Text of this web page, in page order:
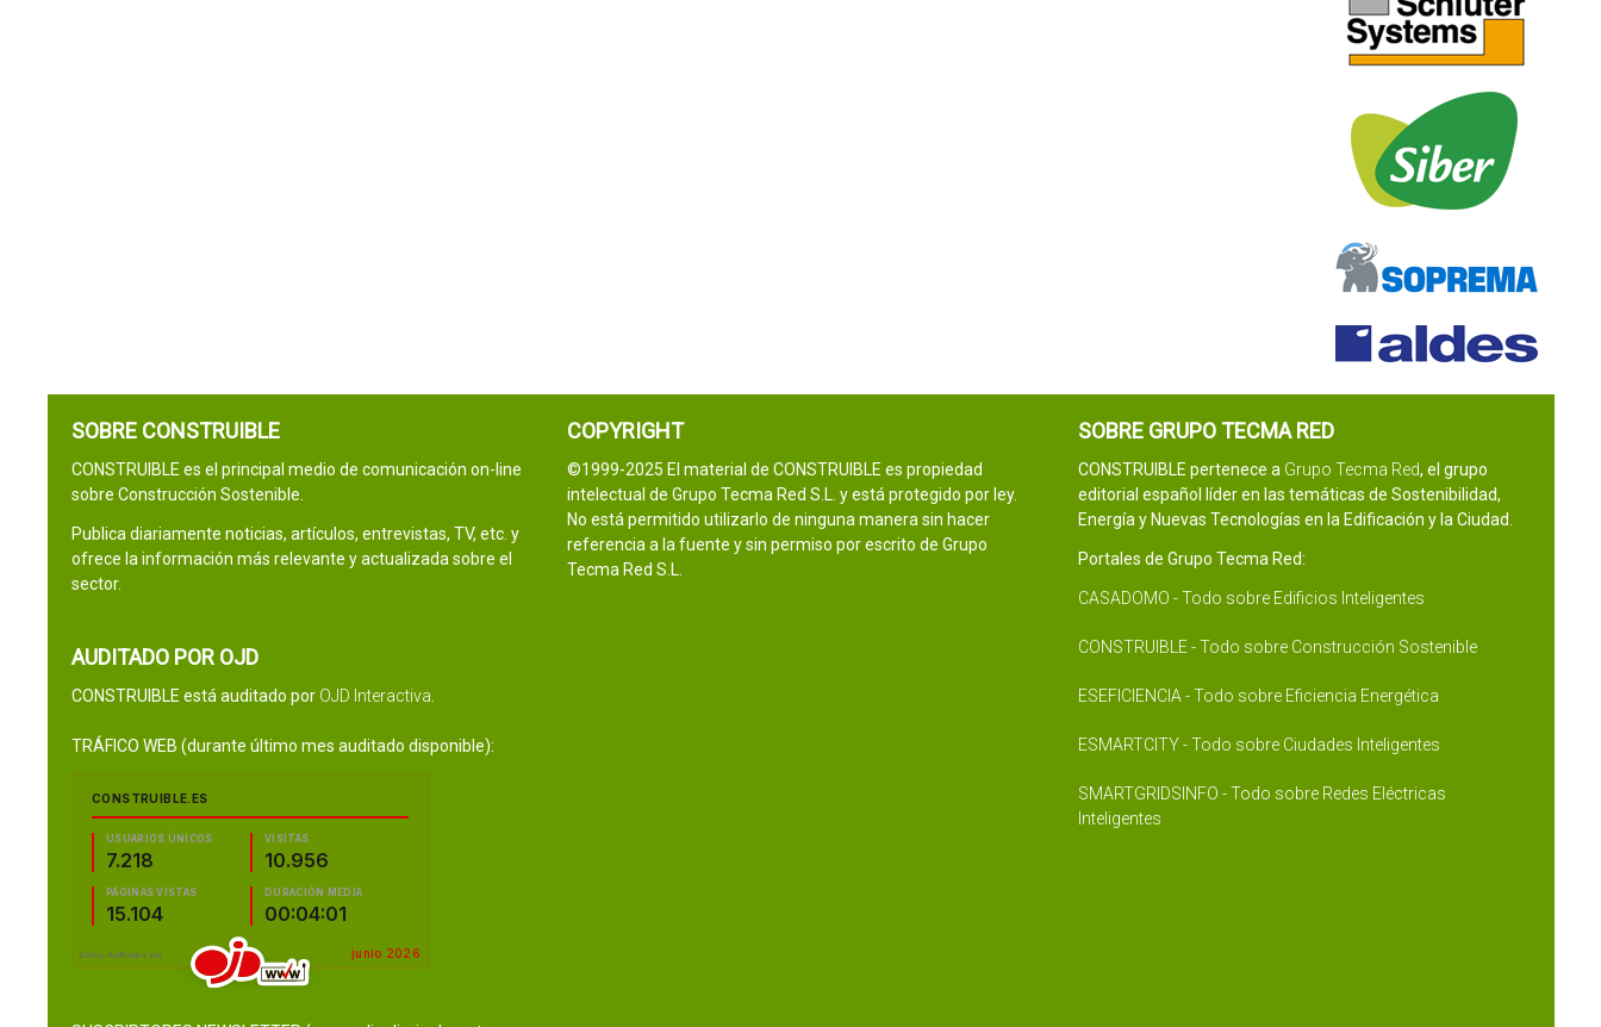
SOBRE CONSTRUIBLE
CONSTRUIBLE es el principal medio de comunicación on-line
sobre Construcción Sostenible.
Publica diariamente noticias, artículos, entrevistas, TV, etc. y
ofrece la información más relevante y actualizada sobre el
sector.
AUDITADO POR OJD
CONSTRUIBLE está auditado por OJD Interactiva
TRÁFICO WEB (durante último mes auditado disponible):
COPYRIGHT
©1999-2025 El material de CONSTRUIBLE es propiedad
intelectual de Grupo Tecma Red S.L. y está protegido por ley.
No está permitido utilizarlo de ninguna manera sin hacer
referencia a la fuente y sin permiso por escrito de Grupo
Tecma Red S.L.
SOBRE GRUPO TECMA RED
CONSTRUIBLE pertenece a Grupo Tecma Red, el grupo
editorial español líder en las temáticas de Sostenibilidad,
Energía y Nuevas Tecnologías en la Edificación y la Ciudad.
Portales de Grupo Tecma Red:
CASADOMO - Todo sobre Edificios Inteligentes
CONSTRUIBLE - Todo sobre Construcción Sostenible
ESEFICIENCIA - Todo sobre Eficiencia Energética
ESMARTCITY - Todo sobre Ciudades Inteligentes
SMARTGRIDSINFO - Todo sobre Redes Eléctricas
Inteligentes